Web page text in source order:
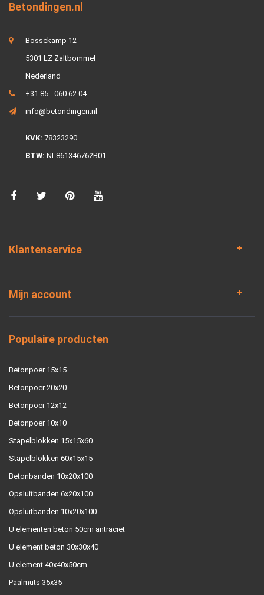
Betondingen.nl
Bossekamp 12
5301 LZ Zaltbommel
Nederland
+31 85 - 060 62 04
info@betondingen.nl
KVK: 78323290
BTW: NL861346762B01
Klantenservice
Mijn account
Populaire producten
Betonpoer 15x15
Betonpoer 20x20
Betonpoer 12x12
Betonpoer 10x10
Stapelblokken 15x15x60
Stapelblokken 60x15x15
Betonbanden 10x20x100
Opsluitbanden 6x20x100
Opsluitbanden 10x20x100
U elementen beton 50cm antraciet
U element beton 30x30x40
U element 40x40x50cm
Paalmuts 35x35